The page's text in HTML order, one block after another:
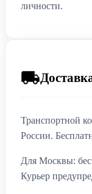
личности.
Транспортной
России.
Для Москвы:
Курьер